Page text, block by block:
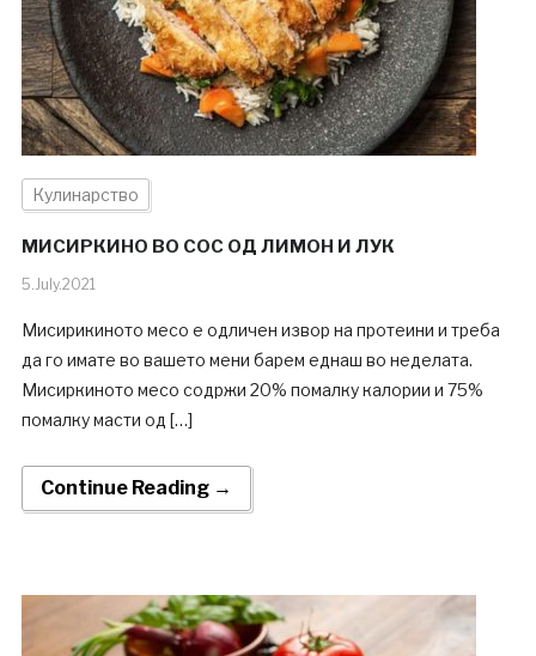
Кулинарство
МИСИРКИНО ВО СОС ОД ЛИМОН И ЛУК
5.July.2021
Мисирикиното месо е одличен извор на протеини и треба
да го имате во вашето мени барем еднаш во неделата.
Мисиркиното месо содржи 20% помалку калории и 75%
помалку масти од […]
Continue Reading →